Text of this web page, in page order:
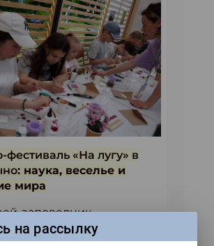
фестиваль «На лугу» в
: наука, веселье и
мира
заповедник
(Нижний пруд)
на рассылку